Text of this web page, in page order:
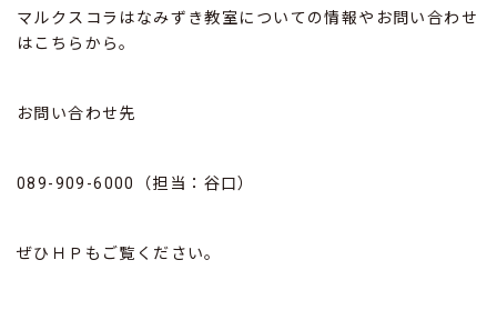
マルクスコラはなみずき教室についての情報やお問い合わせ
はこちらから。
お問い合わせ先
089-909-6000（担当：谷口）
ぜひＨＰもご覧ください。